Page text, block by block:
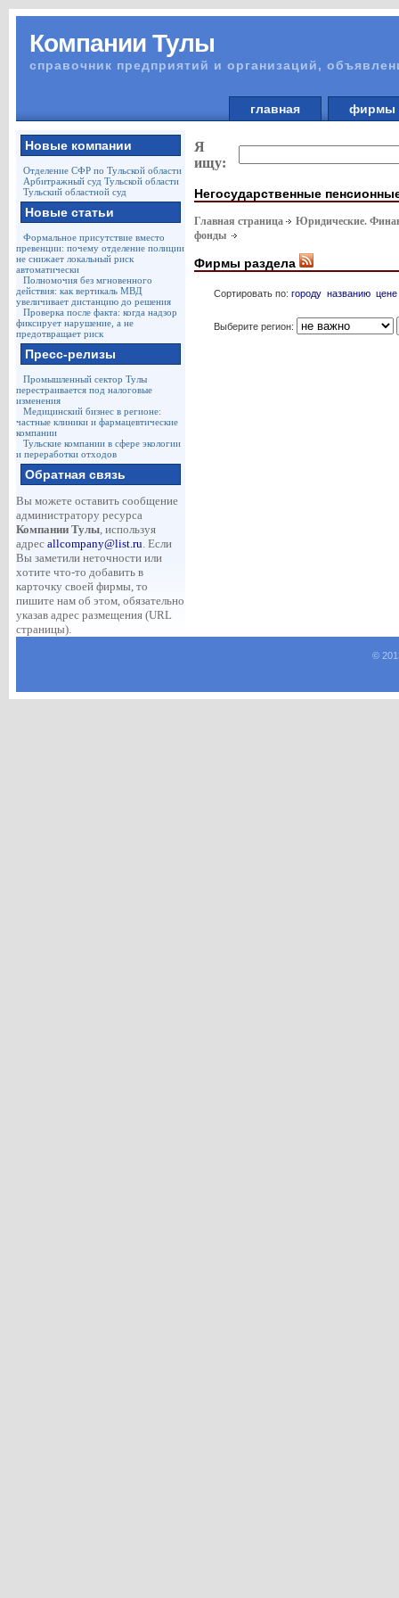
Компании Тулы
справочник предприятий и организаций,
главная
Новые компании
Отделение СФР по Тульской области
Арбитражный суд Тульской области
Тульский областной суд
Новые статьи
Формальное присутствие вместо
превенции: почему отделение полиции
не снижает локальный риск
автоматически
Полномочия без мгновенного
действия: как вертикаль МВД
увеличивает дистанцию до решения
Проверка после факта: когда надзор
фиксирует нарушение, а не
предотвращает риск
Пресс-релизы
Промышленный сектор Тулы
перестраивается под налоговые
изменения
Медицинский бизнес в регионе:
частные клиники и фармацевтические
компании
Тульские компании в сфере экологии
и переработки отходов
Обратная связь
Вы можете оставить сообщение
администратору ресурса
Компании Тулы, используя
адрес allcompany@list.ru. Если
Вы заметили неточности или
хотите что-то добавить в
карточку своей фирмы, то
пишите нам об этом, обязательно
указав адрес размещения (URL
страницы).
Я
ищу:
Негосударственные
Главная страница
Юридические.
фонды
Фирмы раздела
Сортировать по: городу названию цене
Выберите регион:
©